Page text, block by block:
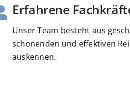
Erfahrene
Unser Team besteht aus
schonenden und effektiven
auskennen.